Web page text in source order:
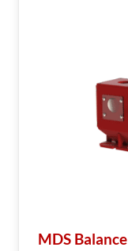
MDS Balance